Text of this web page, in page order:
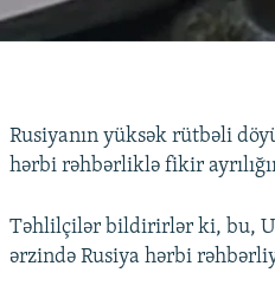
Rusiyanın yüksək rütbəli
hərbi rəhbərliklə fikir
Təhlilçilər bildirirlər ki, bu,
ərzində Rusiya hərbi